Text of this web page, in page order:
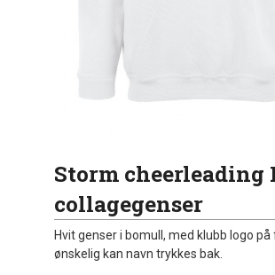
Storm
collagegenser
Hvit genser i bomull, med klubb logo på
ønskelig kan navn trykkes bak.